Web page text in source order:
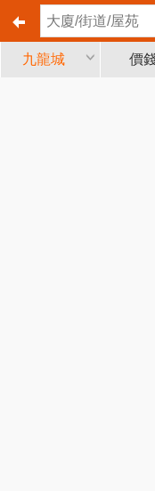
九龍城 價